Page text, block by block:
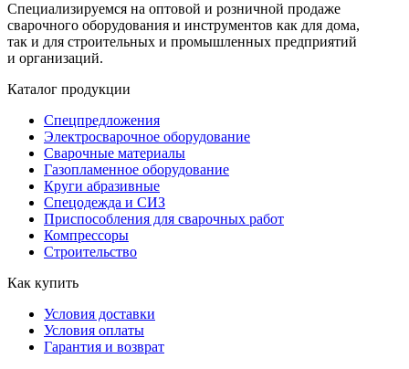
Специализируемся на оптовой и розничной продаже
сварочного оборудования и инструментов как для дома,
так и для строительных и промышленных предприятий
и организаций.
Каталог продукции
Спецпредложения
Электросварочное оборудование
Сварочные материалы
Газопламенное оборудование
Круги абразивные
Спецодежда и СИЗ
Приспособления для сварочных работ
Компрессоры
Строительство
Как купить
Условия доставки
Условия оплаты
Гарантия и возврат